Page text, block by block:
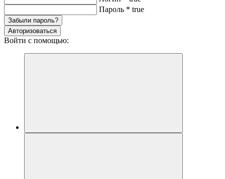
Пароль * true
Забыли пароль?
Авторизоваться
Войти с помощью: